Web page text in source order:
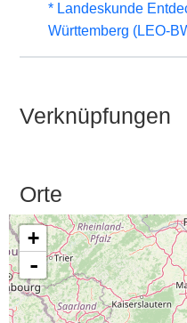
* Landeskunde
Württemberg (LEO-
Verknüpfungen
Orte
+
-